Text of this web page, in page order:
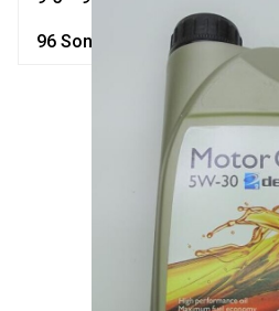
96 Sonett Snuffelhoek